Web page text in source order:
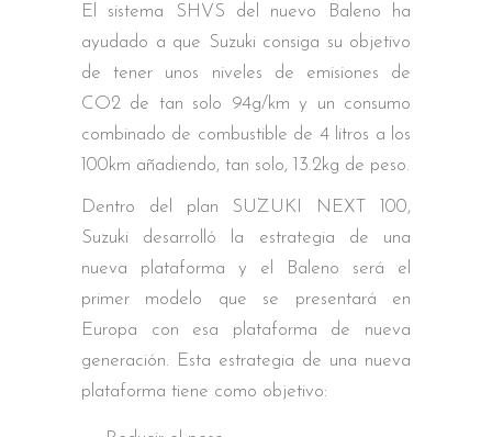
El sistema SHVS del nuevo Baleno ha
ayudado a que Suzuki consiga su objetivo
de tener unos niveles de emisiones de
CO2 de tan solo 94g/km y un consumo
combinado de combustible de 4 litros a los
100km añadiendo, tan solo, 13.2kg de peso.
Dentro del plan SUZUKI NEXT 100,
Suzuki desarrolló la estrategia de una
nueva plataforma y el Baleno será el
primer modelo que se presentará en
Europa con esa plataforma de nueva
generación. Esta estrategia de una nueva
plataforma tiene como objetivo: